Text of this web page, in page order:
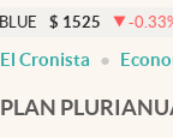
Economía y Política
Finanzas y Mercados
Mercados
-0.33 %
El Cronista
PLAN